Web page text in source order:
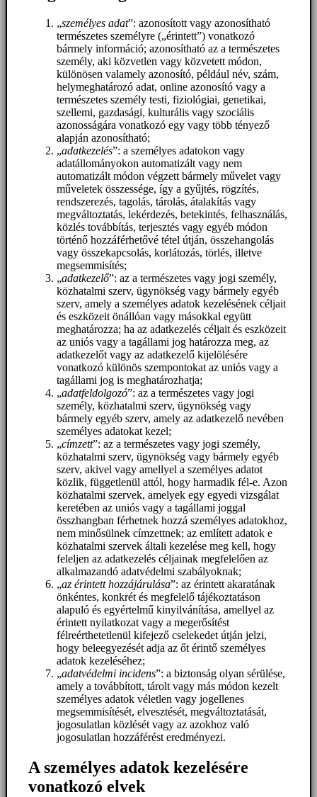
„személyes adat”: azonosított vagy azonosítható
természetes személyre („érintett”) vonatkozó
bármely információ; azonosítható az a természetes
személy, aki közvetlen vagy közvetett módon,
különösen valamely azonosító, például név, szám,
helymeghatározó adat, online azonosító vagy a
természetes személy testi, fiziológiai, genetikai,
szellemi, gazdasági, kulturális vagy szociális
azonosságára vonatkozó egy vagy több tényező
alapján azonosítható;
„adatkezelés”: a személyes adatokon vagy
adatállományokon automatizált vagy nem
automatizált módon végzett bármely művelet vagy
műveletek összessége, így a gyűjtés, rögzítés,
rendszerezés, tagolás, tárolás, átalakítás vagy
megváltoztatás, lekérdezés, betekintés, felhasználás,
közlés továbbítás, terjesztés vagy egyéb módon
történő hozzáférhetővé tétel útján, összehangolás
vagy összekapcsolás, korlátozás, törlés, illetve
megsemmisítés;
„adatkezelő”: az a természetes vagy jogi személy,
közhatalmi szerv, ügynökség vagy bármely egyéb
szerv, amely a személyes adatok kezelésének céljait
és eszközeit önállóan vagy másokkal együtt
meghatározza; ha az adatkezelés céljait és eszközeit
az uniós vagy a tagállami jog határozza meg, az
adatkezelőt vagy az adatkezelő kijelölésére
vonatkozó különös szempontokat az uniós vagy a
tagállami jog is meghatározhatja;
„adatfeldolgozó”: az a természetes vagy jogi
személy, közhatalmi szerv, ügynökség vagy
bármely egyéb szerv, amely az adatkezelő nevében
személyes adatokat kezel;
„címzett”: az a természetes vagy jogi személy,
közhatalmi szerv, ügynökség vagy bármely egyéb
szerv, akivel vagy amellyel a személyes adatot
közlik, függetlenül attól, hogy harmadik fél-e. Azon
közhatalmi szervek, amelyek egy egyedi vizsgálat
keretében az uniós vagy a tagállami joggal
összhangban férhetnek hozzá személyes adatokhoz,
nem minősülnek címzettnek; az említett adatok e
közhatalmi szervek általi kezelése meg kell, hogy
feleljen az adatkezelés céljainak megfelelően az
alkalmazandó adatvédelmi szabályoknak;
„az érintett hozzájárulása”: az érintett akaratának
önkéntes, konkrét és megfelelő tájékoztatáson
alapuló és egyértelmű kinyilvánítása, amellyel az
érintett nyilatkozat vagy a megerősítést
félreérthetetlenül kifejező cselekedet útján jelzi,
hogy beleegyezését adja az őt érintő személyes
adatok kezeléséhez;
„adatvédelmi incidens”: a biztonság olyan sérülése,
amely a továbbított, tárolt vagy más módon kezelt
személyes adatok véletlen vagy jogellenes
megsemmisítését, elvesztését, megváltoztatását,
jogosulatlan közlését vagy az azokhoz való
jogosulatlan hozzáférést eredményezi.
A személyes adatok kezelésére
vonatkozó elvek